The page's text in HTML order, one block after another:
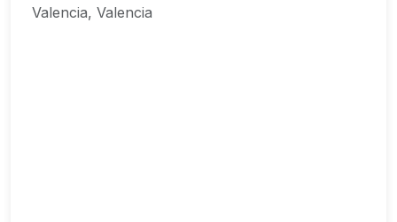
Valencia, Valencia